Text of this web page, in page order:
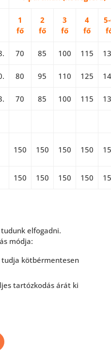
1
fő
2
fő
3
fő
4
fő
70 85 100 115
80 95 110 125
70 85 100 115
150 150 150 150
150 150 150 150
elfogadni.
módja:
tudja kötbérmentesen
tartózkodás árát ki